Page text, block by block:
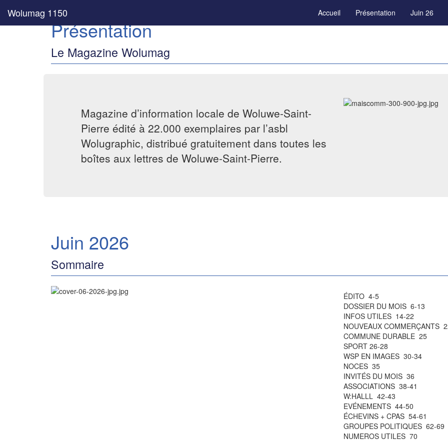
Wolumag 1150 Accueil Présentation Juin 26
Présentation
Le Magazine Wolumag
Magazine d’information locale de Woluwe-Saint-
Pierre édité à 22.000 exemplaires par l’asbl
Wolugraphic, distribué gratuitement dans toutes les
boîtes aux lettres de Woluwe-Saint-Pierre.
Juin 2026
Sommaire
ÉDITO 4-5
DOSSIER DU MOIS 6-13
INFOS UTILES 14-22
NOUVEAUX COMMERÇANTS
COMMUNE DURABLE 25
SPORT 26-28
WSP EN IMAGES 30-34
NOCES 35
INVITÉS DU MOIS 36
ASSOCIATIONS 38-41
W:HALLL 42-43
EVÉNEMENTS 44-50
ÉCHEVINS + CPAS 54-61
GROUPES POLITIQUES 62-69
NUMEROS UTILES 70